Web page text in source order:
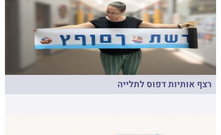
רצף אותיות דפוס לתלייה